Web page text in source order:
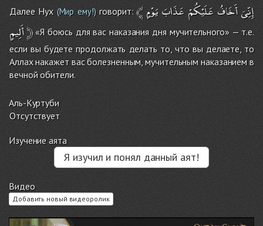
Далее Нух(Мир ему!)говорит:﴾ إِنِّىۤأَخَافُعَلَيْكُمْعَذَابَيَوْمٍ
أَلِيمٍ﴿«Я боюсь для вас наказания дня мучительного» — т.е.
если вы будете продолжать делать то, что вы делаете, то
Аллах накажет вас болезненным, мучительным наказанием в
вечной обители.
Аль-Куртуби
Отсутствует
Изучение аята
Я изучил и понял данный аят!
Видео
Добавить новый видеоролик